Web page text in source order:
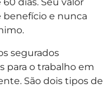
dias. Seu valor
benefício e nunca
segurados
para o trabalho em
São dois tipos de